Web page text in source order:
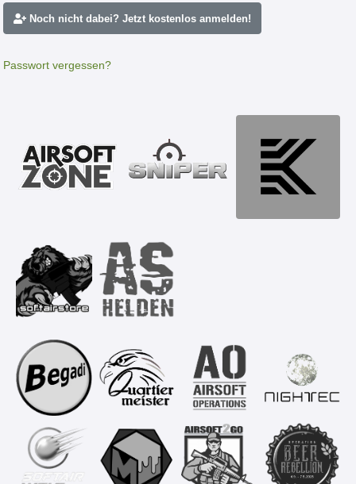
Noch nicht dabei? Jetzt kostenlos anmelden!
Passwort vergessen?